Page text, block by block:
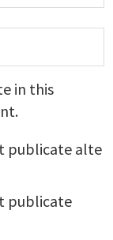
in this
publicate alte
publicate